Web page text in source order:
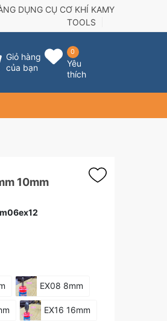
DỤNG CỤ CƠ KHÍ KAMY
TOOLS
Giỏ hàng
của bạn
0
Yêu
thích
10mm
EX08 8mm
EX16 16mm